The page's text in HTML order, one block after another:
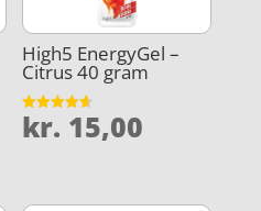
High5 EnergyGel –
Citrus 40 gram
Vurderet
4.6
kr. 15,00